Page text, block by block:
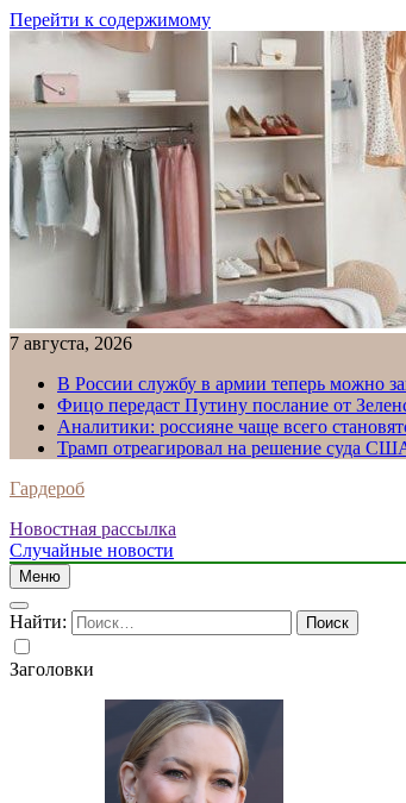
Перейти к содержимому
7 августа, 2026
В России службу в армии теперь можно
Фицо передаст Путину послание от
Аналитики: россияне чаще всего
Трамп отреагировал на решение суда
Гардероб
Новостная рассылка
Случайные новости
Меню
Найти:
Заголовки